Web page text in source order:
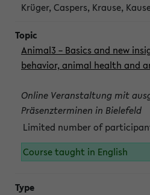
Krüger, Caspers, Krause,
Animal3 – Basics and new
behavior, animal health and
Online Veranstaltung mit
Präsenzterminen in Bielefeld
Limited number of
Course taught in English